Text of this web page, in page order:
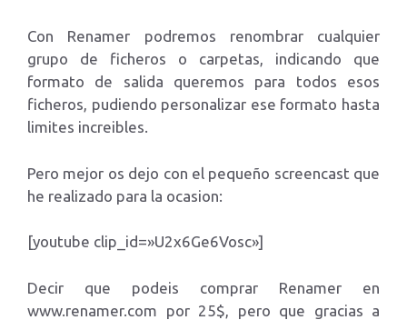
Con Renamer podremos renombrar cualquier
grupo de ficheros o carpetas, indicando que
formato de salida queremos para todos esos
ficheros, pudiendo personalizar ese formato hasta
limites increibles.
Pero mejor os dejo con el pequeño screencast que
he realizado para la ocasion:
[youtube clip_id=»U2x6Ge6Vosc»]
Decir que podeis comprar Renamer en
www.renamer.com por 25$, pero que gracias a